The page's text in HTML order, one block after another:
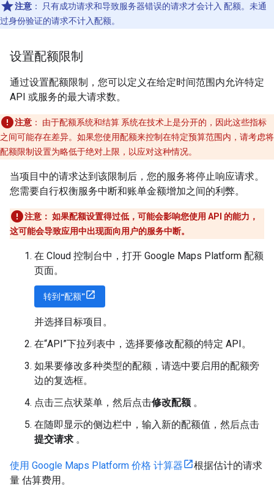
注意 ：
只有成功请求和导致服务器错误的请求才会计入 配额。未通
过身份验证的请求不计入配额。
设置配额限制
通过设置配额限制，您可以定义在给定时间范围内允许特定
API 或服务的最大请求数。
注意 ：
由于配额系统和结算 系统在技术上是分开的，因此这些指标
之间可能存在差异。如果您使用配额来控制在特定预算范围内，请考虑将
配额限制设置为略低于绝对上限，以应对这种情况。
当项目中的请求达到该限制后，您的服务将停止响应请求。
您需要自行权衡服务中断和账单金额增加之间的利弊。
注意： 如果配额设置得过低，可能会影响您使用 API 的能力，
这可能会导致应用中出现面向用户的服务中断。
在 Cloud 控制台中，打开 Google Maps Platform 配额
页面。
转到“配额”
并选择目标项目。
在“API”下拉列表中，选择要修改配额的特定 API。
如果要修改多种类型的配额，请选中要启用的配额旁
边的复选框。
点击三点状菜单，然后点击修改配额 。
在随即显示的侧边栏中，输入新的配额值，然后点击
提交请求 。
使用 Google Maps Platform 价格 计算器
根据估计的请求
量 估算费用。